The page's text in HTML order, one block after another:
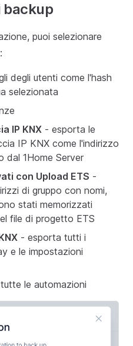
backup
puoi selezionare
degli utenti come l'hash
selezionata
IP KNX - esporta le
IP KNX come l'indirizzo
dal 1Home Server
con Upload ETS -
di gruppo con nomi,
stati memorizzati
file di progetto ETS
- esporta tutti i
e le impostazioni
le automazioni